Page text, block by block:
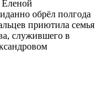
обрёл полгода
приютила семья
служившего в